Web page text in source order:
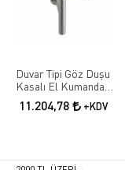
Duvar Tipi Göz Duşu
Kasalı El Kumandalı
Paslanmaz Çelik
11.204,78 +KDV